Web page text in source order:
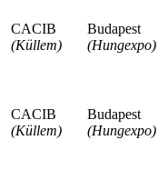
CACIB
(Küllem)
Budapest
(Hungexpo)
CACIB
(Küllem)
Budapest
(Hungexpo)